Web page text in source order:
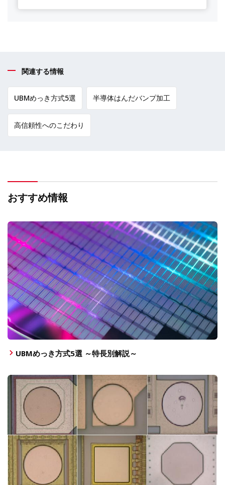
関連する情報
UBMめっき方式5選 半導体はんだバンプ加工
高信頼性へのこだわり
おすすめ情報
UBMめっき方式5選 ～特長別解説～